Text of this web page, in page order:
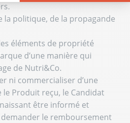
: Personnalisez vos
d'adapter et de gérer vos
la politique, de la propagande
éléments de propriété
d’une manière qui
de Nutri&Co.
ni commercialiser d’une
Produit reçu, le Candidat
être informé et
le remboursement